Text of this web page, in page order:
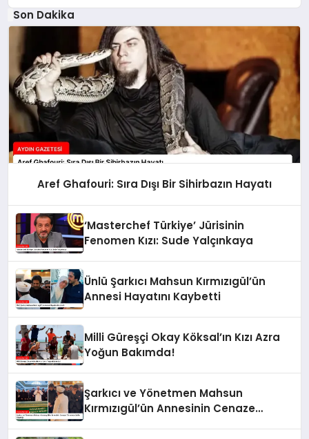
Son Dakika
Aref Ghafouri: Sıra Dışı Bir Sihirbazın Hayatı
‘Masterchef Türkiye’ Jürisinin
Fenomen Kızı: Sude Yalçınkaya
Ünlü Şarkıcı Mahsun Kırmızıgül’ün
Annesi Hayatını Kaybetti
Milli Güreşçi Okay Köksal’ın Kızı Azra
Yoğun Bakımda!
Şarkıcı ve Yönetmen Mahsun
Kırmızıgül’ün Annesinin Cenaze